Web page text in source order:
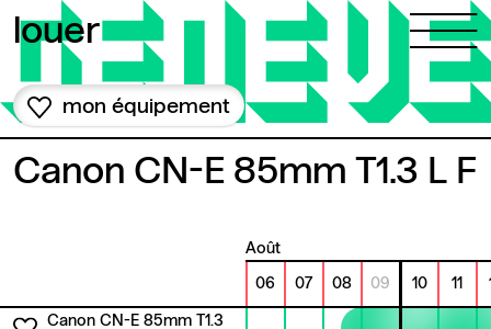
louer
mon équipement
Canon CN-E 85mm T1.3 L F
août
06 07 08 09 10 11
Canon CN-E 85mm T1.3